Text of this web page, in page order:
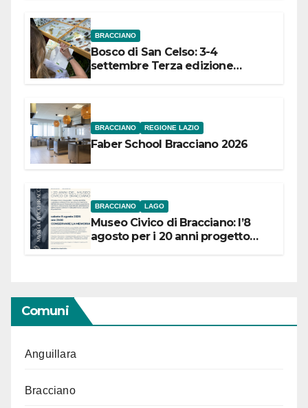
BRACCIANO
Bosco di San Celso: 3-4
settembre Terza edizione
BRACCIANO REGIONE LAZIO
Faber School Bracciano 2026
BRACCIANO LAGO
Museo Civico di Bracciano: l’8
agosto per i 20 anni progetto
Comuni
Anguillara
Bracciano